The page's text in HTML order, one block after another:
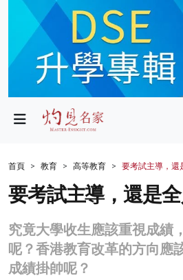
政局
財經
生活
商業
科技
首頁 教育 高等教育 要考試主導，還
要考試主導，還是
究竟大學收生應該重視成績
呢？香港教育改革的方向應
成績掛帥呢？